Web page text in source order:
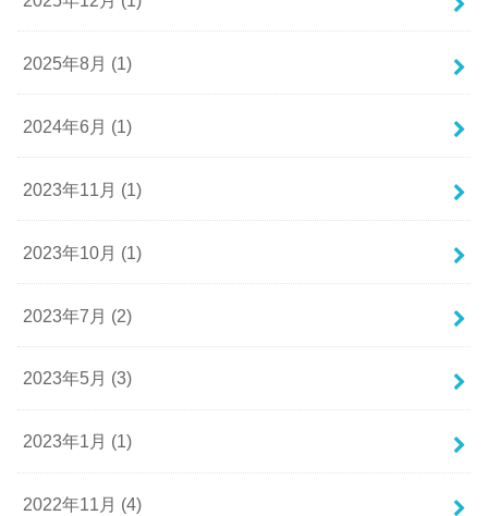
2025年8月 (1)
2024年6月 (1)
2023年11月 (1)
2023年10月 (1)
2023年7月 (2)
2023年5月 (3)
2023年1月 (1)
2022年11月 (4)